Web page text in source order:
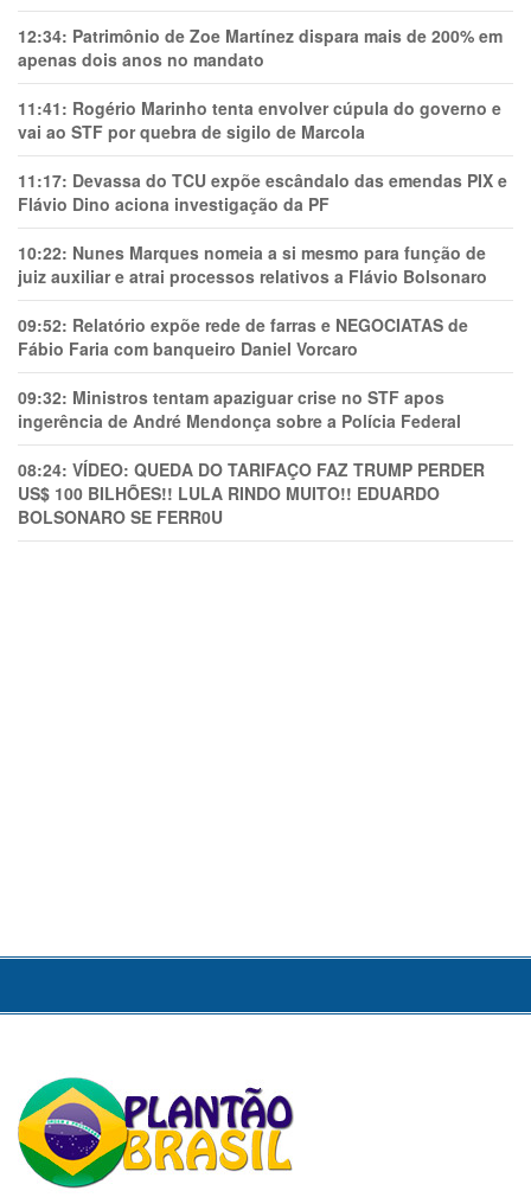
12:34: Patrimônio de Zoe Martínez dispara mais de 200% em
apenas dois anos no mandato
11:41: Rogério Marinho tenta envolver cúpula do governo e
vai ao STF por quebra de sigilo de Marcola
11:17: Devassa do TCU expõe escândalo das emendas PIX e
Flávio Dino aciona investigação da PF
10:22: Nunes Marques nomeia a si mesmo para função de
juiz auxiliar e atrai processos relativos a Flávio Bolsonaro
09:52: Relatório expõe rede de farras e NEGOCIATAS de
Fábio Faria com banqueiro Daniel Vorcaro
09:32: Ministros tentam apaziguar crise no STF apos
ingerência de André Mendonça sobre a Polícia Federal
08:24: VÍDEO: QUEDA DO TARIFAÇO FAZ TRUMP PERDER
US$ 100 BILHÕES!! LULA RINDO MUITO!! EDUARDO
BOLSONARO SE FERR0U